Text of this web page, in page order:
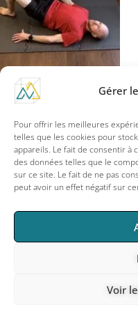
Gérer
Pour offrir les meilleures
telles que les cookies pour
appareils. Le fait de consentir
des données telles que le
sur ce site. Le fait de ne pas
peut avoir un effet négatif sur
Voir
M3.